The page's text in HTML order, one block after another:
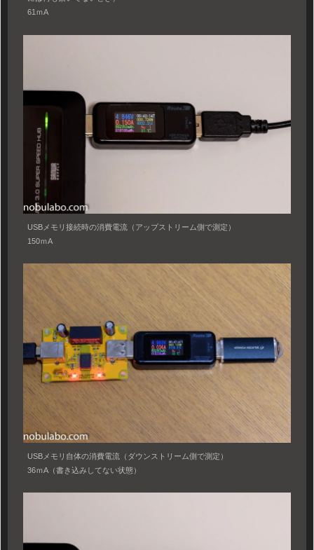
61ｍA
USBメモリ接続時の消費電流（アップストリーム側で測定）
150ｍA
USBメモリ自体の消費電流（ダウンストリーム側で測定）
36ｍA（書き込みしてない状態）